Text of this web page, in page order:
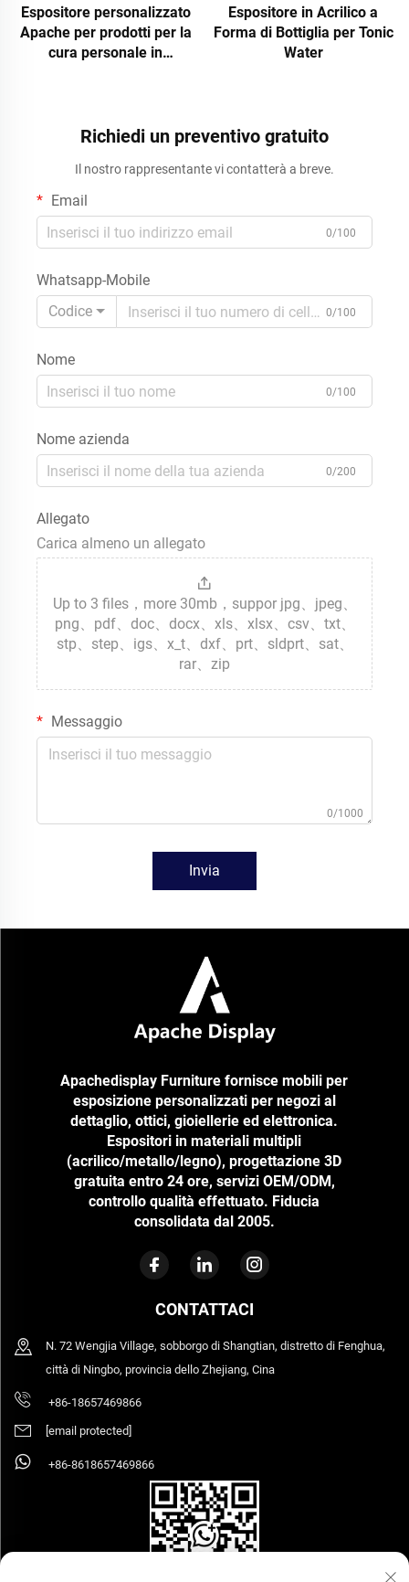
Espositore personalizzato
Apache per prodotti per la
cura personale in
Espositore in Acrilico a
Forma di Bottiglia per Tonic
Water
Richiedi un preventivo gratuito
Il nostro rappresentante vi contatterà a breve.
Email
0/100
Whatsapp-Mobile
Codice
0/100
Nome
0/100
Nome azienda
0/200
Allegato
Carica almeno un allegato
Up to 3 files，more 30mb，suppor jpg、jpeg、
png、pdf、doc、docx、xls、xlsx、csv、txt、
stp、step、igs、x_t、dxf、prt、sldprt、sat、
rar、zip
Messaggio
0/1000
Invia
Apachedisplay Furniture fornisce mobili per
esposizione personalizzati per negozi al
dettaglio, ottici, gioiellerie ed elettronica.
Espositori in materiali multipli
(acrilico/metallo/legno), progettazione 3D
gratuita entro 24 ore, servizi OEM/ODM,
controllo qualità effettuato. Fiducia
consolidata dal 2005.
CONTATTACI
N. 72 Wengjia Village, sobborgo di Shangtian, distretto di Fenghua,
città di Ningbo, provincia dello Zhejiang, Cina
+86-18657469866
[email protected]
+86-8618657469866